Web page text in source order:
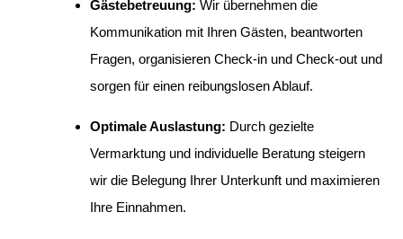
Gästebetreuung: Wir übernehmen die
Kommunikation mit Ihren Gästen, beantworten
Fragen, organisieren Check-in und Check-out und
sorgen für einen reibungslosen Ablauf.
Optimale Auslastung: Durch gezielte
Vermarktung und individuelle Beratung steigern
wir die Belegung Ihrer Unterkunft und maximieren
Ihre Einnahmen.